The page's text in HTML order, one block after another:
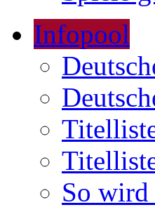
Infopool
So wird